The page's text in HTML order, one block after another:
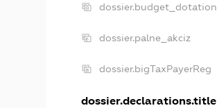
dossier.budget_dotation
dossier.palne_akciz
dossier.bigTaxPayerReg
dossier.declarations.title